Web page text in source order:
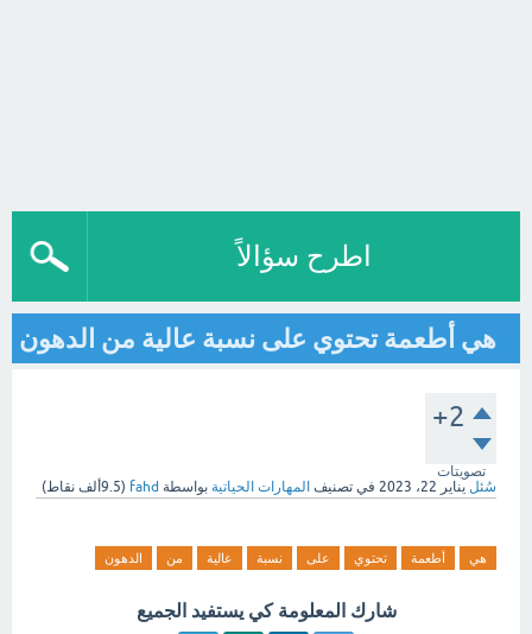
اطرح سؤالاً
هي أطعمة تحتوي على نسبة عالية من الدهون
+2
تصويتات
سُئل يناير 22، 2023 في تصنيف المهارات الحياتية بواسطة fahd
(9.5ألف نقاط)
هي أطعمة تحتوي على نسبة عالية من الدهون
شارك المعلومة كي يستفيد الجميع